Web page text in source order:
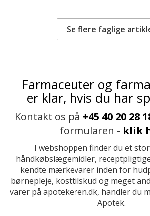
Se flere faglige
Farmaceuter og
er klar, hvis du har
Kontakt os på +45 40 20 28
formularen - klik
I webshoppen finder du et
håndkøbslægemidler,
kendte mærkevarer inden for
børnepleje, kosttilskud og meget
varer på apotekeren.dk, handler du
Apotek.